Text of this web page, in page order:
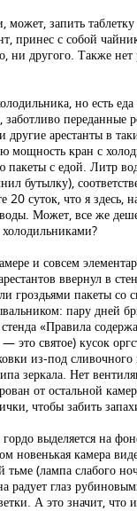
может, запить
принес с собой
ни другого. Также нет
но есть
заботливо переданные
арестанты в
мощность кран с
с едой. Литр
бутылку),
20 суток, что я здесь,
Может, все же
и совсем
ввернул в
гроздьями пакеты со
пару дней
«Правила
— это святое) кусок
из-под
зеркала. Нет
от остальной
чтобы забить
выделяется на
новенькая камера
(лампа слабого
радует глаз
А это значит, что